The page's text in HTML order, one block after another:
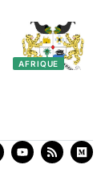
AFRIQUE